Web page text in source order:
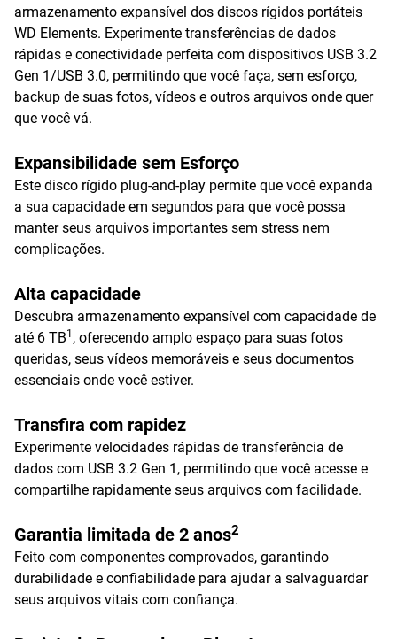
armazenamento expansível dos discos rígidos portáteis
WD Elements. Experimente transferências de dados
rápidas e conectividade perfeita com dispositivos USB 3.2
Gen 1/USB 3.0, permitindo que você faça, sem esforço,
backup de suas fotos, vídeos e outros arquivos onde quer
que você vá.
Expansibilidade sem Esforço
Este disco rígido plug-and-play permite que você expanda
a sua capacidade em segundos para que você possa
manter seus arquivos importantes sem stress nem
complicações.
Alta capacidade
Descubra armazenamento expansível com capacidade de
até 6 TB1 , oferecendo amplo espaço para suas fotos
queridas, seus vídeos memoráveis e seus documentos
essenciais onde você estiver.
Transfira com rapidez
Experimente velocidades rápidas de transferência de
dados com USB 3.2 Gen 1, permitindo que você acesse e
compartilhe rapidamente seus arquivos com facilidade.
Garantia limitada de 2 anos2
Feito com componentes comprovados, garantindo
durabilidade e confiabilidade para ajudar a salvaguardar
seus arquivos vitais com confiança.